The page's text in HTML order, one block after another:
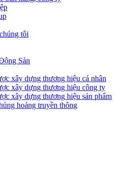
tôi
Sản
xây dựng thương hiệu cá nhân
xây dựng thương hiệu công ty
xây dựng thương hiệu sản phẩm
hoảng truyền thông